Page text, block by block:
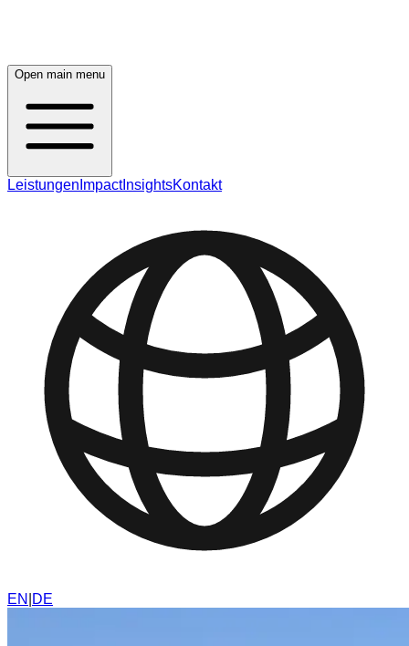
Open main menu
Leistungen ImpactInsightsKontakt
EN DE